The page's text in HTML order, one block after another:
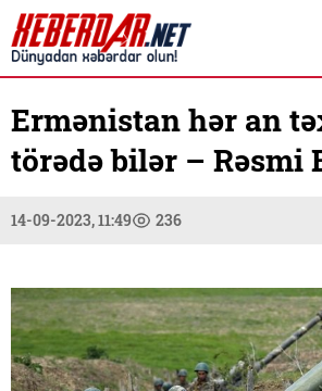
Ermənistan hər an
törədə bilər – Rəsmi
14-09-2023, 11:49 236